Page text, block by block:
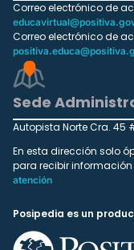
Correo electrónico de
Correo electrónico de
Sede
Autopista Norte Cra. 45
En esta dirección solo
para recibir
atención
Posipedia es un